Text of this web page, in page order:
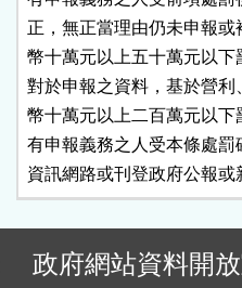
正，無正當理由仍未申報
幣十萬元以上五十萬元以下
對於申報之資料，基於營
幣十萬元以上二百萬元以下
有申報義務之人受本條處
資訊網路或刊登政府公報或
政府網站資料開